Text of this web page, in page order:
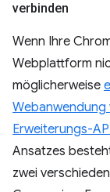
verbinden
Wenn Ihre
Webplattform
möglicherweise
Webanwendung
Erweiterungs-
Ansatzes
zwei